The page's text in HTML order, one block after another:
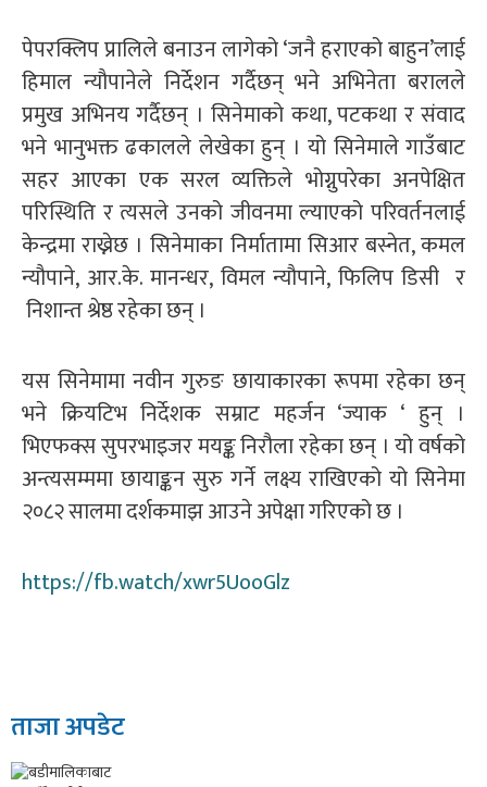
पेपरक्लिप प्रालिले बनाउन लागेको ‘जनै हराएको बाहुन’लाई
हिमाल न्यौपानेले निर्देशन गर्दैछन् भने अभिनेता बरालले
प्रमुख अभिनय गर्दैछन् । सिनेमाको कथा, पटकथा र संवाद
भने भानुभक्त ढकालले लेखेका हुन् । यो सिनेमाले गाउँबाट
सहर आएका एक सरल व्यक्तिले भोग्नुपरेका अनपेक्षित
परिस्थिति र त्यसले उनको जीवनमा ल्याएको परिवर्तनलाई
केन्द्रमा राख्नेछ । सिनेमाका निर्मातामा सिआर बस्नेत, कमल
न्यौपाने, आर.के. मानन्धर, विमल न्यौपाने, फिलिप डिसी र
निशान्त श्रेष्ठ रहेका छन् ।
यस सिनेमामा नवीन गुरुङ छायाकारका रूपमा रहेका छन्
भने क्रियटिभ निर्देशक सम्राट महर्जन ‘ज्याक ‘ हुन् ।
भिएफक्स सुपरभाइजर मयङ्क निरौला रहेका छन् । यो वर्षको
अन्त्यसम्ममा छायाङ्कन सुरु गर्ने लक्ष्य राखिएको यो सिनेमा
२०८२ सालमा दर्शकमाझ आउने अपेक्षा गरिएको छ ।
https://fb.watch/xwr5UooGlz
ताजा अपडेट